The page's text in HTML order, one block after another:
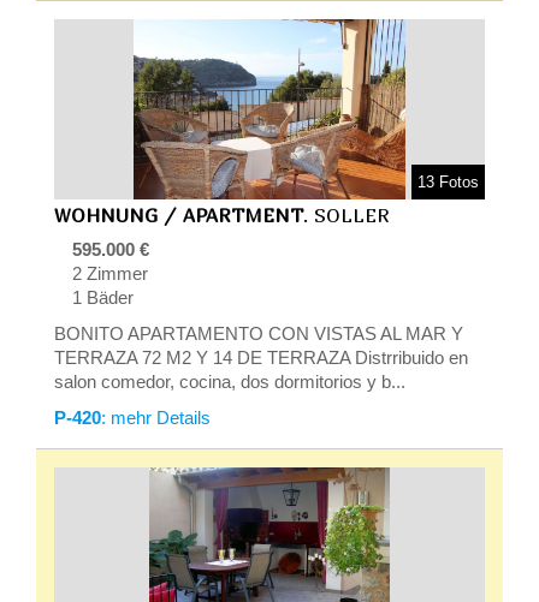
13 Fotos
WOHNUNG / APARTMENT. SOLLER
595.000 €
2 Zimmer
1 Bäder
BONITO APARTAMENTO CON VISTAS AL MAR Y
TERRAZA 72 M2 Y 14 DE TERRAZA Distrribuido en
salon comedor, cocina, dos dormitorios y b...
P-420: mehr Details